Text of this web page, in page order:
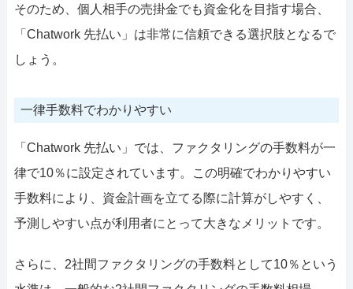
そのため、個人相手の売掛金でも資金化を目指す場合、
「Chatwork 先払い」は非常に信頼できる選択肢となるで
しょう。
一律手数料でわかりやすい
「Chatwork 先払い」では、ファクタリングの手数料が一
律で10％に設定されています。この明確でわかりやすい
手数料により、資金計画を立てる際に計算がしやすく、
予測しやすい点が利用者にとって大きなメリットです。
さらに、2社間ファクタリングの手数料として10％という